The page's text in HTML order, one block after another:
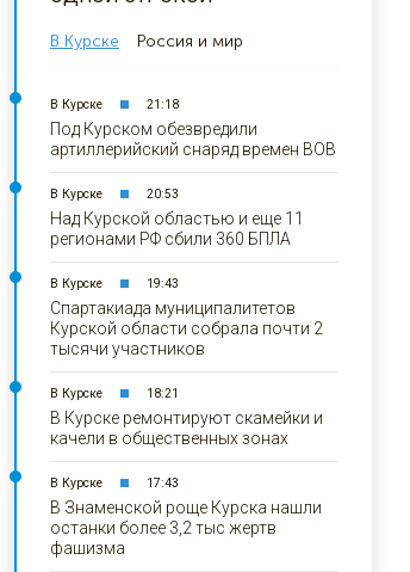
В Курске Россия и мир
В Курске 21:18
Под Курском обезвредили
артиллерийский снаряд времен ВОВ
В Курске 20:53
Над Курской областью и еще 11
регионами РФ сбили 360 БПЛА
В Курске 19:43
Спартакиада муниципалитетов
Курской области собрала почти 2
тысячи участников
В Курске 18:21
В Курске ремонтируют скамейки и
качели в общественных зонах
В Курске 17:43
В Знаменской роще Курска нашли
останки более 3,2 тыс жертв
фашизма